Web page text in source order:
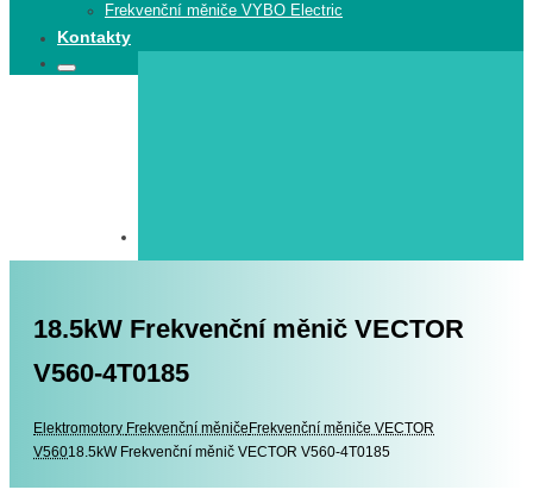
Frekvenční měniče VYBO Electric
Kontakty
Search
Search
18.5kW Frekvenční měnič VECTOR
V560-4T0185
Elektromotory Elektromotory
Frekvenční měniče Frekvenční měniče VECTOR
V56018.5kW Frekvenční měnič VECTOR V560-4T0185